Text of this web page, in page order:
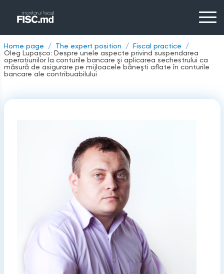
Home page The expert position
Fiscal practice
Oleg Lupașco: Despre unele aspecte privind suspendarea
operaţiunilor la conturile bancare şi aplicarea sechestrului ca
măsură de asigurare pe mijloacele băneşti aflate în conturile
bancare ale contribuabilului